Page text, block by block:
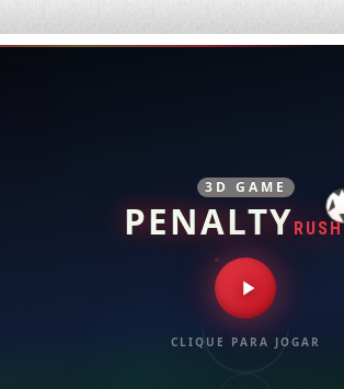
3D GAME
PENALTY RUSH
CLIQUE PARA JOGAR